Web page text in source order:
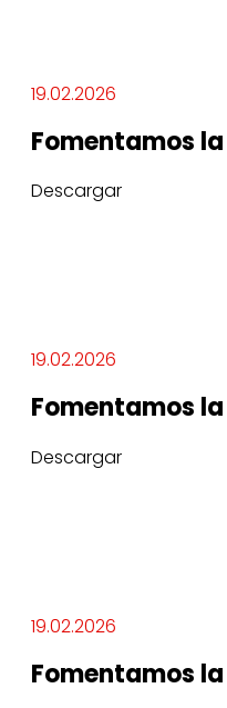
19.02.2026
Fomentamos
Descargar
19.02.2026
Fomentamos
Descargar
19.02.2026
Fomentamos